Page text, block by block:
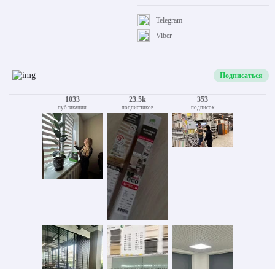
Viber
Telegram
Подписаться
1033
публикации
23.5k
подписчиков
353
подписок